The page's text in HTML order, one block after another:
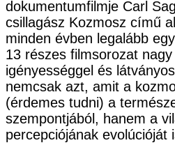
dokumentumfilmje Carl
csillagász Kozmosz című
minden évben legalább
13 részes filmsorozat
igényességgel és
nemcsak azt, amit a
(érdemes tudni) a
szempontjából, hanem a
percepciójának